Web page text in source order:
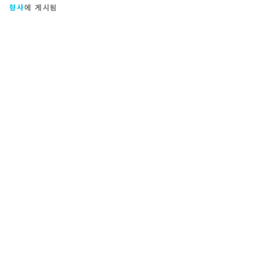
형사에 게시됨